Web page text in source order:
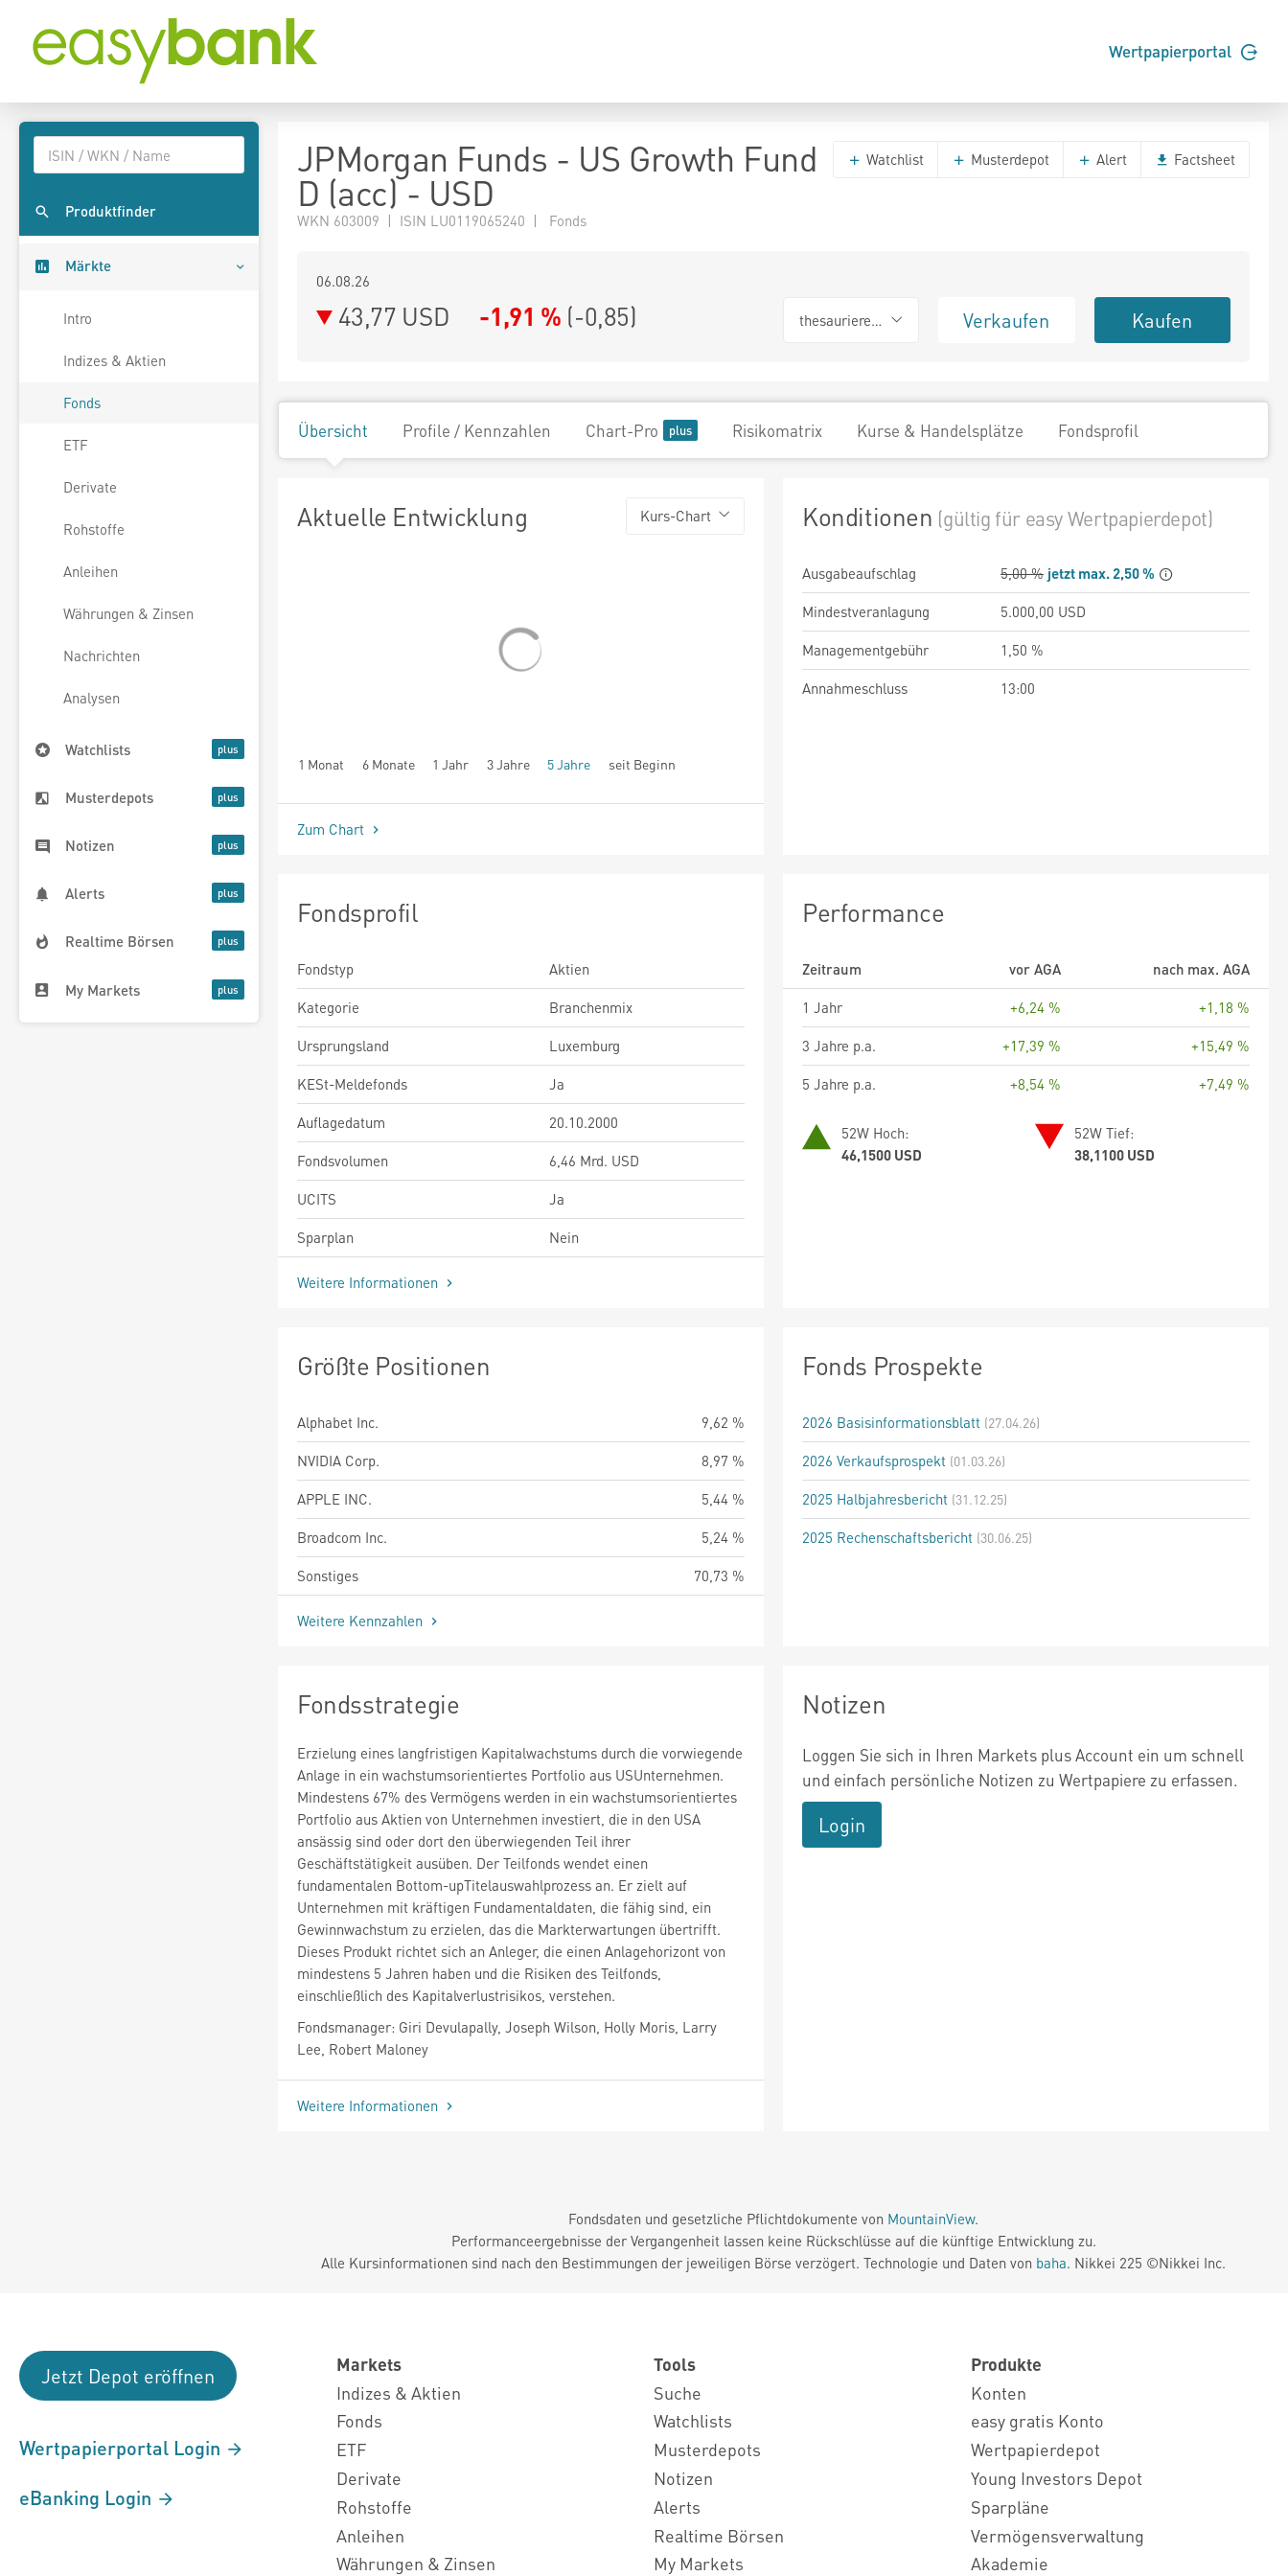
Wertpapierportal
Produktfinder
Märkte
Intro
Indizes & Aktien
Fonds
ETF
Derivate
Rohstoffe
Anleihen
Währungen & Zinsen
Nachrichten
Analysen
Watchlists
Musterdepots
Notizen
Alerts
Realtime Börsen
My Markets
JPMorgan Funds - US Growth Fund
D (acc) - USD
WKN 603009 | ISIN LU0119065240 | Fonds
Watchlist Musterdepot Alert Factsheet
06.08.26
43,77 USD -1,91 % (-0,85) thesaurierend Verkaufen Kaufen
Übersicht Profile / Kennzahlen Chart-Pro Risikomatrix Kurse & Handelsplätze Fondsprofil
Aktuelle Entwicklung Kurs-Chart
1 Monat 6 Monate 1 Jahr 3 Jahre 5 Jahre seit Beginn
Zum Chart
Konditionen (gültig für easy Wertpapierdepot)
Ausgabeaufschlag 5,00 % jetzt max. 2,50 %
Mindestveranlagung
5.000,00 USD
Managementgebühr
1,50 %
Annahmeschluss
13:00
Fondsprofil
Fondstyp
Aktien
Kategorie
Branchenmix
Ursprungsland
Luxemburg
KESt-Meldefonds
Ja
Auflagedatum
20.10.2000
Fondsvolumen
6,46 Mrd. USD
UCITS
Ja
Sparplan
Nein
Weitere Informationen
Performance
Zeitraum vor AGA
nach max. AGA
1 Jahr
+6,24 %
+1,18 %
3 Jahre p.a.
+17,39 %
+15,49 %
5 Jahre p.a.
+8,54 % +7,49 %
52W Hoch:
46,1500 USD
52W Tief:
38,1100 USD
Größte Positionen
Alphabet Inc.
9,62 %
NVIDIA Corp.
8,97 %
APPLE INC.
5,44 %
Broadcom Inc.
5,24 %
Sonstiges
70,73 %
Weitere Kennzahlen
Fonds Prospekte
2026 Basisinformationsblatt (27.04.26)
2026 Verkaufsprospekt (01.03.26)
2025 Halbjahresbericht (31.12.25)
2025 Rechenschaftsbericht (30.06.25)
Fondsstrategie
Erzielung eines langfristigen Kapitalwachstums durch die vorwiegende
Anlage in ein wachstumsorientiertes Portfolio aus USUnternehmen.
Mindestens 67% des Vermögens werden in ein wachstumsorientiertes
Portfolio aus Aktien von Unternehmen investiert, die in den USA
ansässig sind oder dort den überwiegenden Teil ihrer
Geschäftstätigkeit ausüben. Der Teilfonds wendet einen
fundamentalen Bottom-upTitelauswahlprozess an. Er zielt auf
Unternehmen mit kräftigen Fundamentaldaten, die fähig sind, ein
Gewinnwachstum zu erzielen, das die Markterwartungen übertrifft.
Dieses Produkt richtet sich an Anleger, die einen Anlagehorizont von
mindestens 5 Jahren haben und die Risiken des Teilfonds,
einschließlich des Kapitalverlustrisikos, verstehen.
Fondsmanager: Giri Devulapally, Joseph Wilson, Holly Moris, Larry
Lee, Robert Maloney
Weitere Informationen
Notizen
Loggen Sie sich in Ihren Markets plus Account ein um schnell
und einfach persönliche Notizen zu Wertpapiere zu erfassen.
Login
Fondsdaten und gesetzliche Pflichtdokumente von MountainView.
Performanceergebnisse der Vergangenheit lassen keine Rückschlüsse auf die künftige Entwicklung zu.
Alle Kursinformationen sind nach den Bestimmungen der jeweiligen Börse verzögert. Technologie und Daten von baha. Nikkei 225 ©Nikkei Inc.
Jetzt Depot eröffnen
Wertpapierportal Login
eBanking Login
Markets
Indizes & Aktien
Fonds
ETF
Derivate
Rohstoffe
Anleihen
Währungen & Zinsen
Tools
Suche
Watchlists
Musterdepots
Notizen
Alerts
Realtime Börsen
My Markets
Produkte
Konten
easy gratis Konto
Wertpapierdepot
Young Investors Depot
Sparpläne
Vermögensverwaltung
Akademie